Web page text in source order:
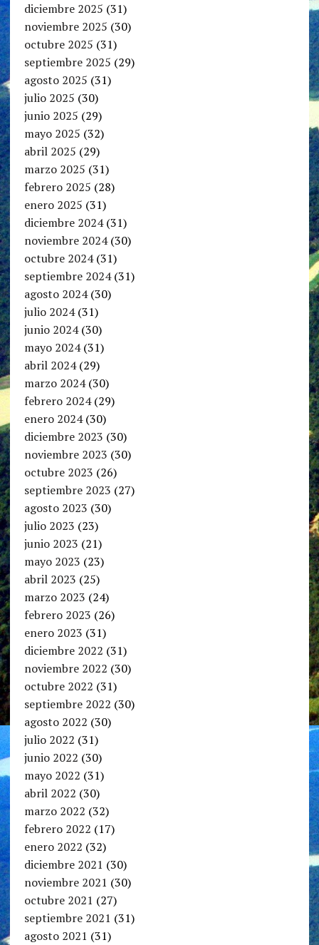
diciembre 2025 (31)
noviembre 2025 (30)
octubre 2025 (31)
septiembre 2025 (29)
agosto 2025 (31)
julio 2025 (30)
junio 2025 (29)
mayo 2025 (32)
abril 2025 (29)
marzo 2025 (31)
febrero 2025 (28)
enero 2025 (31)
diciembre 2024(31)
noviembre 2024(30)
octubre 2024(31)
septiembre 2024(31)
agosto 2024(30)
julio 2024(31)
junio 2024(30)
mayo 2024(31)
abril 2024(29)
marzo 2024(30)
febrero 2024(29)
enero 2024(30)
diciembre 2023 (30)
noviembre 2023 (30)
octubre 2023 (26)
septiembre 2023 (27)
agosto 2023 (30)
julio 2023 (23)
junio 2023 (21)
mayo 2023 (23)
abril 2023 (25)
marzo 2023 (24)
febrero 2023 (26)
enero 2023 (31)
diciembre 2022 (31)
noviembre 2022 (30)
octubre 2022 (31)
septiembre 2022 (30)
agosto 2022 (30)
julio 2022 (31)
junio 2022 (30)
mayo 2022 (31)
abril 2022 (30)
marzo 2022 (32)
febrero 2022 (17)
enero 2022 (32)
diciembre 2021 (30)
noviembre 2021 (30)
octubre 2021 (27)
septiembre 2021 (31)
agosto 2021 (31)